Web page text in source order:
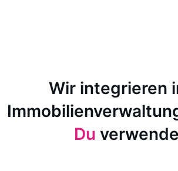
Wir integrieren
Du